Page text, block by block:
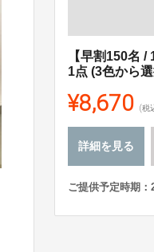
【早割150名
1点 (3色から選
¥8,670 (税
詳細を見る
ご提供予定時期